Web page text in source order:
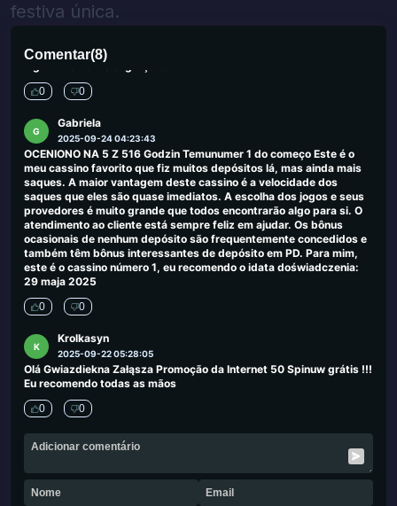
festiva única.
Comentar(8)
Michaela Archer
Encontrei alguns jogos subestimados aqui que não viram em outro
lugar. Tão bom e engraçado
0 0
G
Gabriela
2025-09-24 04:23:43
OCENIONO NA 5 Z 516 Godzin Temunumer 1 do começo Este é o
meu cassino favorito que fiz muitos depósitos lá, mas ainda mais
saques. A maior vantagem deste cassino é a velocidade dos
saques que eles são quase imediatos. A escolha dos jogos e seus
provedores é muito grande que todos encontrarão algo para si. O
atendimento ao cliente está sempre feliz em ajudar. Os bônus
ocasionais de nenhum depósito são frequentemente concedidos e
também têm bônus interessantes de depósito em PD. Para mim,
este é o cassino número 1, eu recomendo o idata doświadczenia:
29 maja 2025
0 0
K
Krolkasyn
2025-09-22 05:28:05
Olá Gwiazdiekna Załąsza Promoção da Internet 50 Spinuw grátis !!!
Eu recomendo todas as mãos
0 0